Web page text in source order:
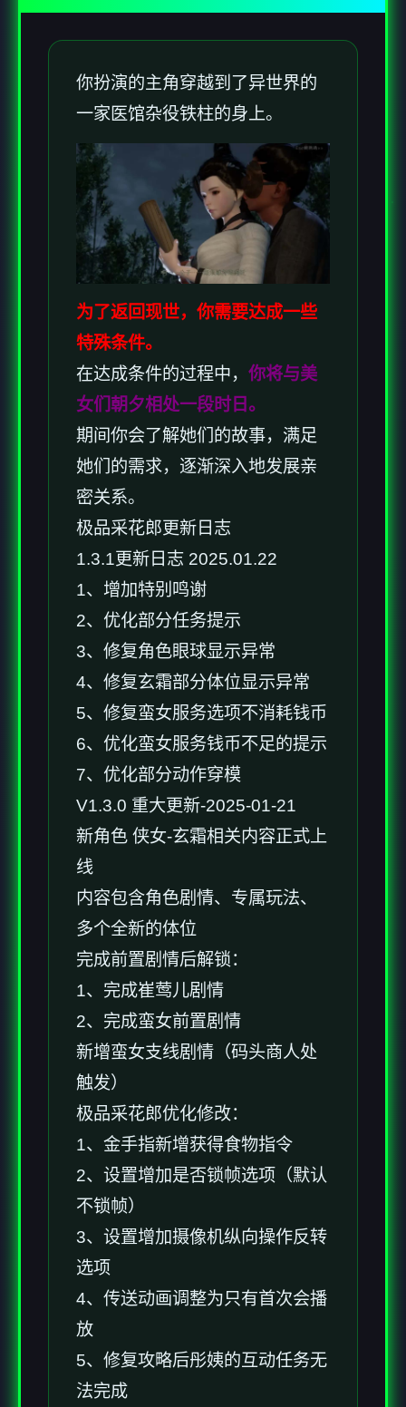
你扮演的主角穿越到了异世界的
一家医馆杂役铁柱的身上。
为了返回现世，你需要达成一些
特殊条件。
在达成条件的过程中， 你将与美
女们朝夕相处一段时日。
期间你会了解她们的故事，满足
她们的需求，逐渐深入地发展亲
密关系。
极品采花郎更新日志
1.3.1更新日志 2025.01.22
1、增加特别鸣谢
2、优化部分任务提示
3、修复角色眼球显示异常
4、修复玄霜部分体位显示异常
5、修复蛮女服务选项不消耗钱币
6、优化蛮女服务钱币不足的提示
7、优化部分动作穿模
V1.3.0 重大更新-2025-01-21
新角色 侠女-玄霜相关内容正式上
线
内容包含角色剧情、专属玩法、
多个全新的体位
完成前置剧情后解锁：
1、完成崔莺儿剧情
2、完成蛮女前置剧情
新增蛮女支线剧情（码头商人处
触发）
极品采花郎优化修改：
1、金手指新增获得食物指令
2、设置增加是否锁帧选项（默认
不锁帧）
3、设置增加摄像机纵向操作反转
选项
4、传送动画调整为只有首次会播
放
5、修复攻略后彤姨的互动任务无
法完成